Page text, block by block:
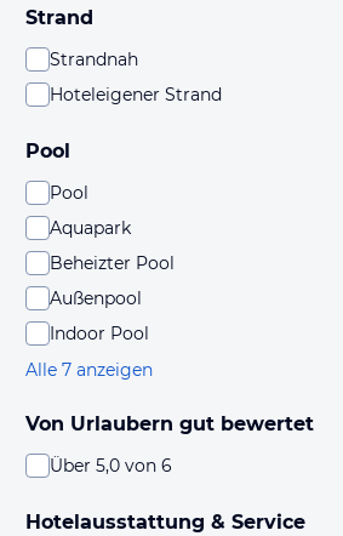
Strand
Strandnah
Hoteleigener Strand
Pool
Pool
Aquapark
Beheizter Pool
Außenpool
Indoor Pool
Alle 7 anzeigen
Von Urlaubern gut bewertet
Über 5,0 von 6
Hotelausstattung & Service